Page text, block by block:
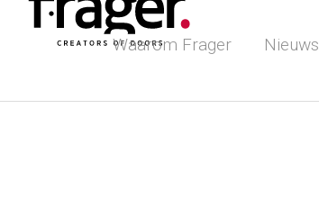
Waarom Frager
Nieuws